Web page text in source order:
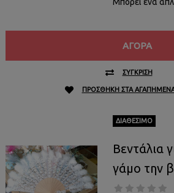
Μπορεί ένα
ΑΓΟΡΆ
ΣΎΓΚΡΙΣΗ
ΠΡΟΣΘΉΚΗ ΣΤΑ
ΔΙΑΘΈΣΙΜΟ
Βεντάλια
γάμο την